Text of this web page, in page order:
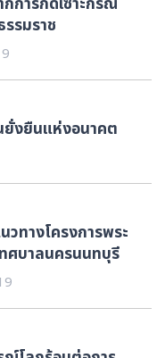
รมราช
งยืนแห่งอนาคต
ทางโครงการพระ
ศบาลนครนนทบุรี